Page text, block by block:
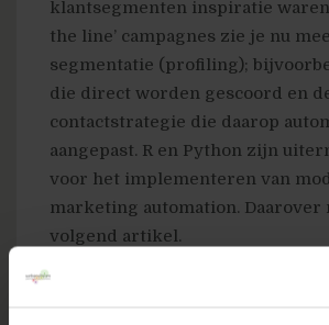
klantsegmenten inspiratie waren
the line’ campagnes zie je nu
segmentatie (profiling);
die direct worden gescoord en
contactstrategie die daarop
aangepast. R en Python zijn
voor het implementeren van
marketing automation. Daarover
volgend artikel.